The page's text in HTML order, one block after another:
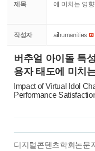
제목
에 미치는 영향
작성자 aihumanities
버추얼 아이돌 특
용자 태도에 미치
Impact of Virtual Idol
Performance
디지털콘텐츠학회논문지